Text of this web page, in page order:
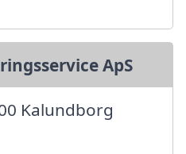
ApS
Kalundborg